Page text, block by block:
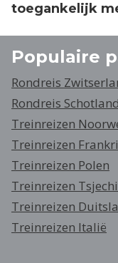
toegankelijk
Populaire
Rondreis
Rondreis Schotland
Treinreizen
Treinreizen
Treinreizen Polen
Treinreizen
Treinreizen
Treinreizen Italië